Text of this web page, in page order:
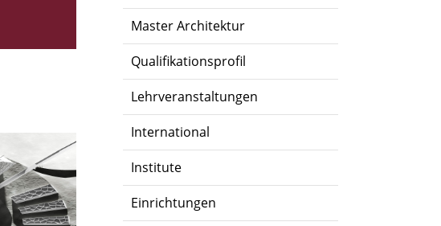
Master Architektur
Qualifikationsprofil
Lehrveranstaltungen
International
Institute
Einrichtungen